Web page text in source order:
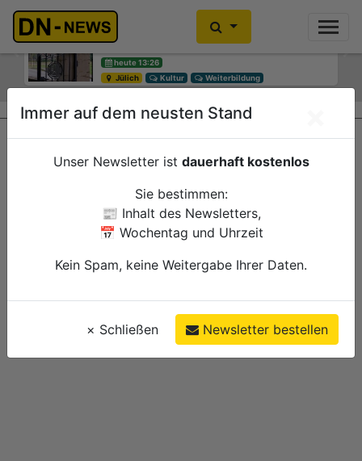
Diskussionen um Villa Buth:
Erinnerungsort oder Abriss?
heute 13:26
Jülich
Kultur Weiterbildung
Einbrecher im Kleiderschrank
gefunden
heute 10:30
Düren
Polizei
Previous
Immer auf dem neusten Stand
Unser Newsletter ist dauerhaft kostenlos
Sie bestimmen:
📰 Inhalt des Newsletters,
📅 Wochentag und Uhrzeit
Kein Spam, keine Weitergabe Ihrer Daten.
× Schließen Newsletter bestellen